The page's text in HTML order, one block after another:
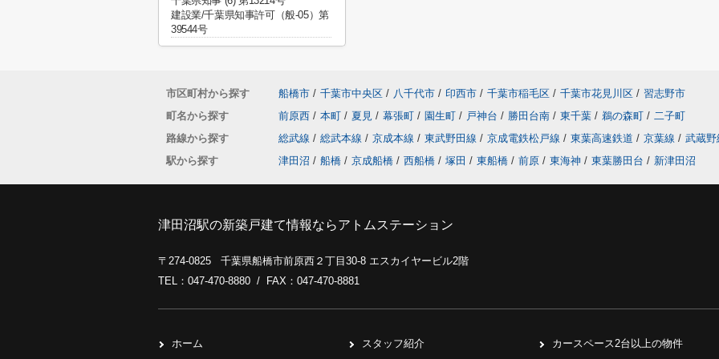
建設業/千葉県知事許可（般-05）第
39544号
市区町村から探す 船橋市 / 千葉市中央区 / 八千代市 / 印西市 / 千葉市稲毛区 / 千葉市花見川区 / 習志野市
町名から探す
前原西 / 本町 / 夏見 / 幕張町 / 園生町 / 戸神台 / 勝田台南 / 東千葉 / 鵜の森町 / 二子町
路線から探す
総武線 / 総武本線 / 京成本線 / 東武野田線 / 京成電鉄松戸線 / 東葉高速鉄道 / 京葉線 / 武蔵野
駅から探す
津田沼 / 船橋 / 京成船橋 / 西船橋 / 塚田 / 東船橋 / 前原 / 東海神 / 東葉勝田台 / 新津田沼
津田沼駅の新築戸建て情報ならアトムステーション
〒274-0825 千葉県船橋市前原西２丁目30-8 エスカイヤービル2階
TEL：047-470-8880 / FAX：047-470-8881
ホーム スタッフ紹介 カースペース2台以上の物件